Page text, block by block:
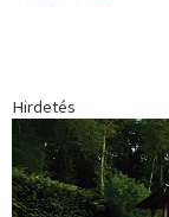
Hirdetés